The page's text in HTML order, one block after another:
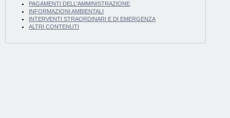
PAGAMENTI DELL'AMMINISTRAZIONE
INFORMAZIONI AMBIENTALI
INTERVENTI STRAORDINARI E DI EMERGENZA
ALTRI CONTENUTI